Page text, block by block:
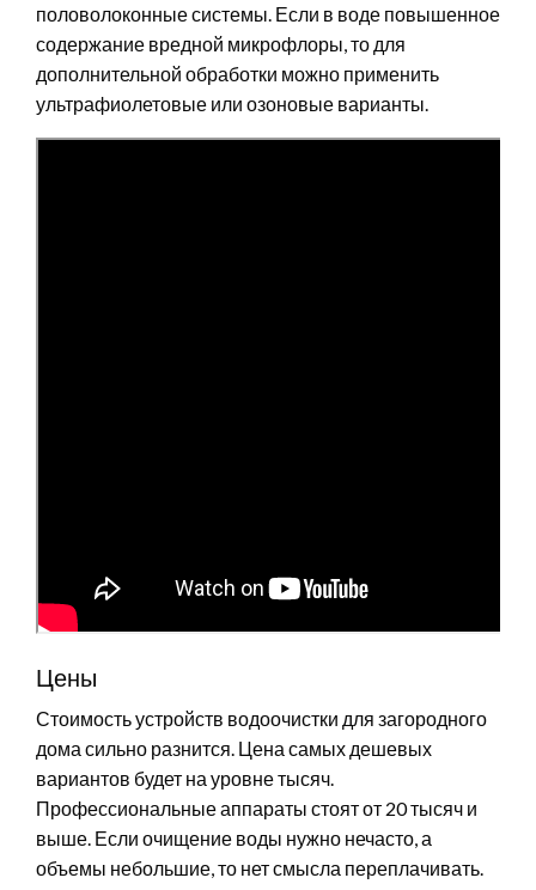
половолоконные системы. Если в воде повышенное
содержание вредной микрофлоры, то для
дополнительной обработки можно применить
ультрафиолетовые или озоновые варианты.
Цены
Стоимость устройств водоочистки для загородного
дома сильно разнится. Цена самых дешевых
вариантов будет на уровне тысяч.
Профессиональные аппараты стоят от 20 тысяч и
выше. Если очищение воды нужно нечасто, а
объемы небольшие, то нет смысла переплачивать.